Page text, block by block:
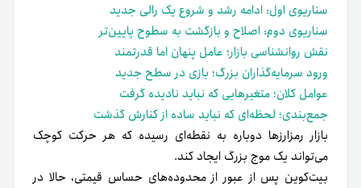
سناریوی اول: ادامه رشد و شروع یک رالی جدید
سناریوی دوم: اصلاح و بازگشت به سطوح پایین‌تر
نقش روانشناسی بازار؛ عامل پنهان اما قدرتمند
ورود سرمایه‌گذاران بزرگ؛ بازی در سطح جدید
عوامل کلان؛ متغیرهایی که نباید نادیده گرفت
جمع‌بندی؛ لحظه‌ای که نباید ساده از کنارش گذشت
بازار رمزارزها دوباره به نقطه‌ای رسیده که هر حرکت کوچک
می‌تواند یک موج بزرگ ایجاد کند.
بیت‌کوین پس از عبور از محدوده‌های حساس قیمتی، حالا در